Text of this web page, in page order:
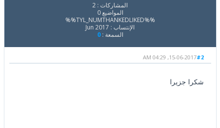
المشاركات : 2
المواضيع 0
%%TYL_NUMTHANKEDLIKED%%
الإنتساب : Jun 2017
السمعة :0
#2
15-06-2017, 04:29 AM
شكرا جزيرا